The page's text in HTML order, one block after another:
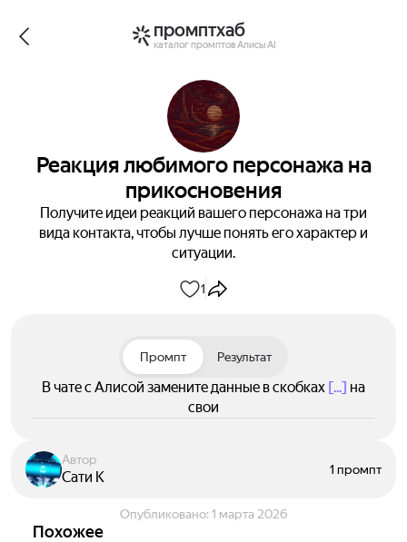
промптхаб
каталог промптов Алисы AI
Реакция любимого персонажа на
прикосновения
Получите идеи реакций вашего персонажа на три
вида контакта, чтобы лучше понять его характер и
ситуации.
1
Промпт Результат
В чате с Алисой замените данные в скобках [...] на
свои
Автор
Сати К 1 промпт
Опубликовано: 1 марта 2026
Похожее